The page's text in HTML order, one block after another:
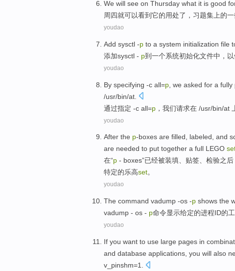
We will see on Thursday what it is good
周四就可以看到它的用处了 ， 习题集 上的
youdao
Add sysctl -p to a system initialization file
添加sysctl - p到一个系统初始化文件中，以
youdao
By specifying -c all=p we asked for a fully
/usr/bin/at.
通过指定 -c all=p ， 我们请求在 /usr/bin/at
youdao
After the p-boxes are filled, labeled, and
are needed to put together a full LEGO
在“p - boxes”已经被装填、 贴签、检验之后
特定的乐高set。
youdao
The command vadump -os -p shows the
vadump - os - p命令显示给定的进程ID的
youdao
If you want to use large pages in
and database applications , you will also
v_pinshm=1